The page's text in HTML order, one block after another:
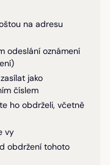
na adresu
odeslání oznámení
jako
číslem
ho obdrželi, včetně
vy
obdržení tohoto